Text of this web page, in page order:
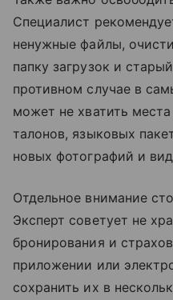
Специалист
ненужные файлы,
папку загрузок и
противном случае в
может не хватить
талонов, языковых
новых фотографий и
Отдельное внимание
Эксперт советует не
бронирования и
приложении или
сохранить их в